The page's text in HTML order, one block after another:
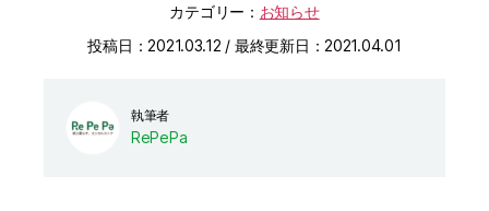
カテゴリー： お知らせ
投稿日：2021.03.12 / 最終更新日：2021.04.01
執筆者
RePePa